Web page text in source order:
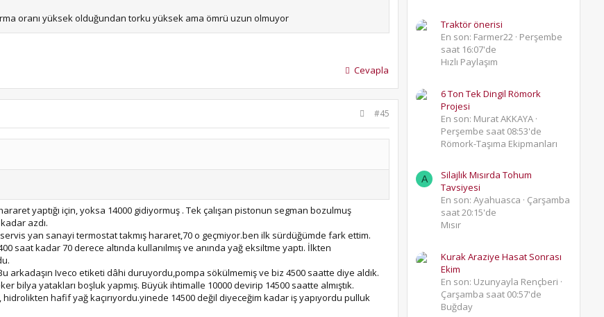
oranı yüksek olduğundan torku yüksek ama ömrü uzun olmuyor
Cevapla
#45
yaptığı için, yoksa 14000 gidiyormuş . Tek çalışan pistonun segman bozulmuş
azdı.
yan sanayi termostat takmış hararet,70 o geçmiyor.ben ilk sürdüğümde fark ettim.
saat kadar 70 derece altında kullanılmış ve anında yağ eksiltme yaptı. İlkten
Bu arkadaşın Iveco etiketi dâhi duruyordu,pompa sökülmemiş ve biz 4500 saatte diye aldık.
bilya yatakları boşluk yapmış. Büyük ihtimalle 10000 devirip 14500 saatte almıştık.
hafif yağ kaçırıyordu.yinede 14500 değil diyeceğim kadar iş yapıyordu pulluk
Traktör önerisi
En son: Farmer22 Perşembe
saat 16:07'de
Hızlı Paylaşım
6 Ton Tek Dingil Römork
Projesi
En son: Murat AKKAYA
Perşembe saat 08:53'de
Römork-Taşıma Ekipmanları
A
Silajlık Mısırda Tohum
Tavsiyesi
En son: Ayahuasca
Çarşamba
saat 20:15'de
Mısır
Kurak Araziye Hasat Sonrası
Ekim
En son: Uzunyayla Rençberi
Çarşamba saat 00:57'de
Buğday